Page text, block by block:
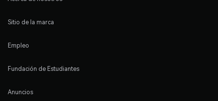
Sitio de la marca
Empleo
Fundación de Estudiantes
Anuncios